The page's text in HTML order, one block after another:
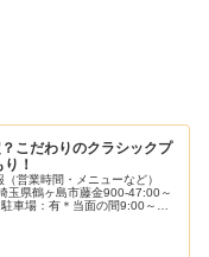
こだわりのクラシックプ
！
営業時間・メニューなど）
玉県鶴ヶ島市藤金900-47:00～
車場：有＊当面の間9:00～